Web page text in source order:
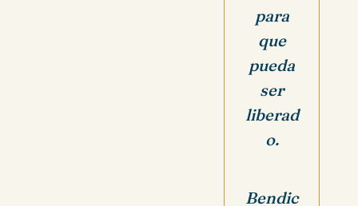
para
que
pueda
ser
liberad
o.
Bendic